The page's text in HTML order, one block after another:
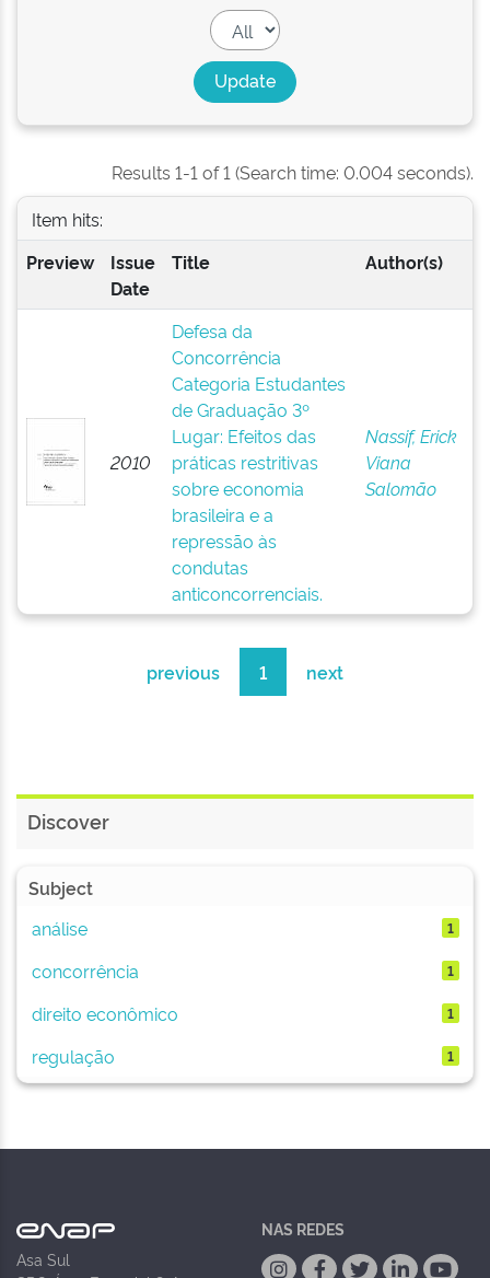
Results 1-1 of 1 (Search time: 0.004 seconds).
Item hits:
Preview
Issue
Date
Title Author(s)
2010
Defesa da
Concorrência
Categoria Estudantes
de Graduação 3º
Lugar: Efeitos das
práticas restritivas
sobre economia
brasileira e a
repressão às
condutas
anticoncorrenciais.
Nassif, Erick
Viana
Salomão
previous 1 next
Discover
Subject
análise
1
concorrência 1
direito econômico 1
regulação 1
Asa Sul
NAS REDES